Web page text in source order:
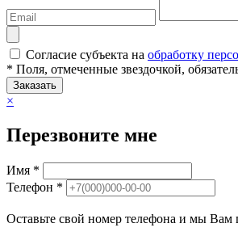
Согласие субъекта на обработку
* Поля, отмеченные звездочкой,
Заказать
×
Перезвоните мне
Имя *
Телефон *
Оставьте свой номер телефона и мы Вам